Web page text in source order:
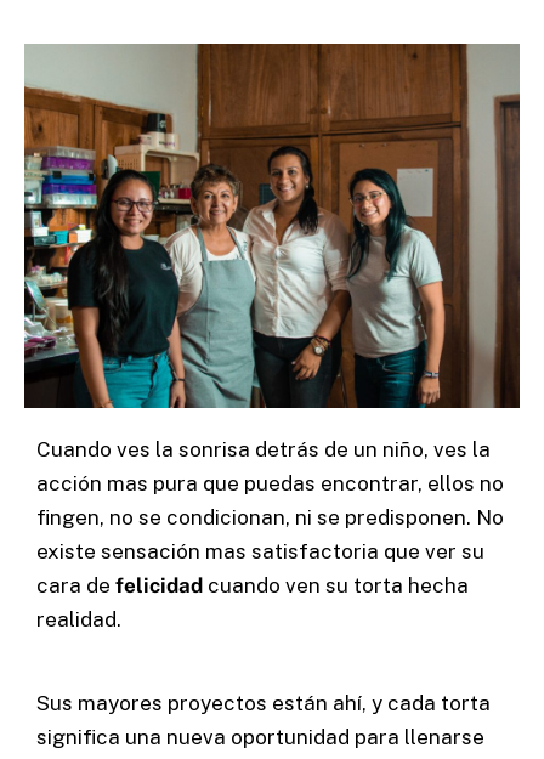
Cuando ves la sonrisa detrás de un niño, ves la
acción mas pura que puedas encontrar, ellos no
fingen, no se condicionan, ni se predisponen. No
existe sensación mas satisfactoria que ver su
cara de felicidad cuando ven su torta hecha
realidad.
Sus mayores proyectos están ahí, y cada torta
significa una nueva oportunidad para llenarse